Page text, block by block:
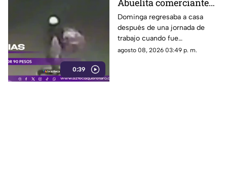
0:39
Abuelita comerciante
es as3sin4da en Puebla
por 90 pesos
Dominga regresaba a casa
después de una jornada de
trabajo cuando fue
interceptada por un hombre
agosto 08, 2026 03:49 p. m.